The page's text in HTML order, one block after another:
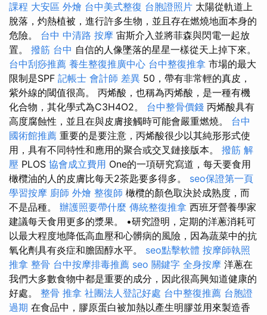
課程 大安區 外燴 台中美式整復 台胞證照片 太陽從軌道上
脫落，灼熱植被，進行許多生物，並且存在燃燒地面本身的
危險。 台中 中清路 按摩 宙斯介入並將菲森與閃電一起放
置。 撥筋 台中 自信的人像墜落的星星一樣從天上掉下來。
台中刮痧推薦 養生整復推廣中心 台中整復推拿 市場的最大
限制是SPF 記帳士 會計師 差異 50，帶有非常輕的真皮，
紫外線的閾值很高。 丙烯酸，也稱為丙烯酸，是一種有機
化合物，其化學式為C3H4O2。 台中整骨價錢 丙烯酸具有
高度腐蝕性，並且在與皮膚接觸時可能會嚴重燃燒。 台中
國術館推薦 重要的是要注意，丙烯酸很少以其純形形式使
用，具有不同特性和應用的聚合或交叉鏈接版本。 撥筋 解
壓 PLOS 協會成立費用 One的一項研究寫道，每天要食用
橄欖油的人的皮膚比每天2茶匙要多得多。 seo保證第一頁
學習按摩 廚師 外燴 整復師 橄欖的顏色取決於成熟度，而
不是品種。 辦護照要帶什麼 傳統整復推拿 西班牙營養學家
建議每天食用更多的漿果。 •研究證明，定期的洋蔥消耗可
以最大程度地降低高血壓和心髒病的風險，因為蔬菜中的抗
氧化劑具有炎症和膽固醇水平。 seo點擊軟體 按摩師執照
推拿 整骨 台中按摩排毒推薦 seo 關鍵字 全身按摩 洋蔥在
我們大多數食物中都是重要的成分，因此很高興知道健康的
好處。 整骨 推拿 社團法人登記好處 台中整復推薦 台胞證
過期 在食品中，膠原蛋白被加熱以產生明膠並用來製造香